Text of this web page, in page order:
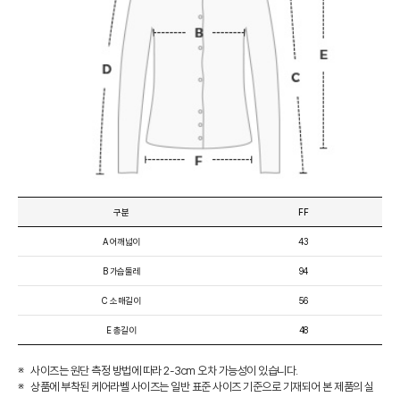
구분
A 어깨넓이
B 가슴둘레
C 소매길이
E 총길이
FF
43
94
56
48
사이즈는 원단 측정 방법에 따라 2-3cm 오차 가능성이 있습니다.
상품에 부착된 케어라벨 사이즈는 일반 표준 사이즈 기준으로 기재되어 본 제품의 실